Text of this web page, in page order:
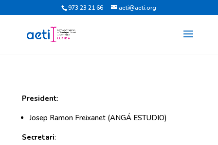
973 23 21 66 aeti@aeti.org
President:
Josep Ramon Freixanet (ANGÁ ESTUDIO)
Secretari: